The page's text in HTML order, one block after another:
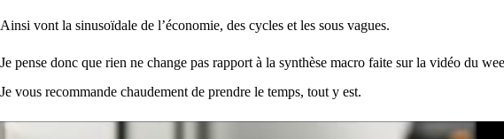
Ainsi vont la sinusoïdale de l’économie, des cycles et les sous vagues.
Je pense donc que rien ne change pas rapport à la synthèse macro faite sur la vidéo du
Je vous recommande chaudement de prendre le temps, tout y est.